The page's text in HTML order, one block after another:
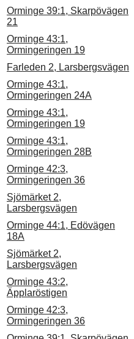
Orminge 39:1, Skarpövägen
21
Orminge 43:1,
Ormingeringen 19
Farleden 2, Larsbergsvägen
Orminge 43:1,
Ormingeringen 24A
Orminge 43:1,
Ormingeringen 19
Orminge 43:1,
Ormingeringen 28B
Orminge 42:3,
Ormingeringen 36
Sjömärket 2,
Larsbergsvägen
Orminge 44:1, Edövägen
18A
Sjömärket 2,
Larsbergsvägen
Orminge 43:2,
Äpplaröstigen
Orminge 42:3,
Ormingeringen 36